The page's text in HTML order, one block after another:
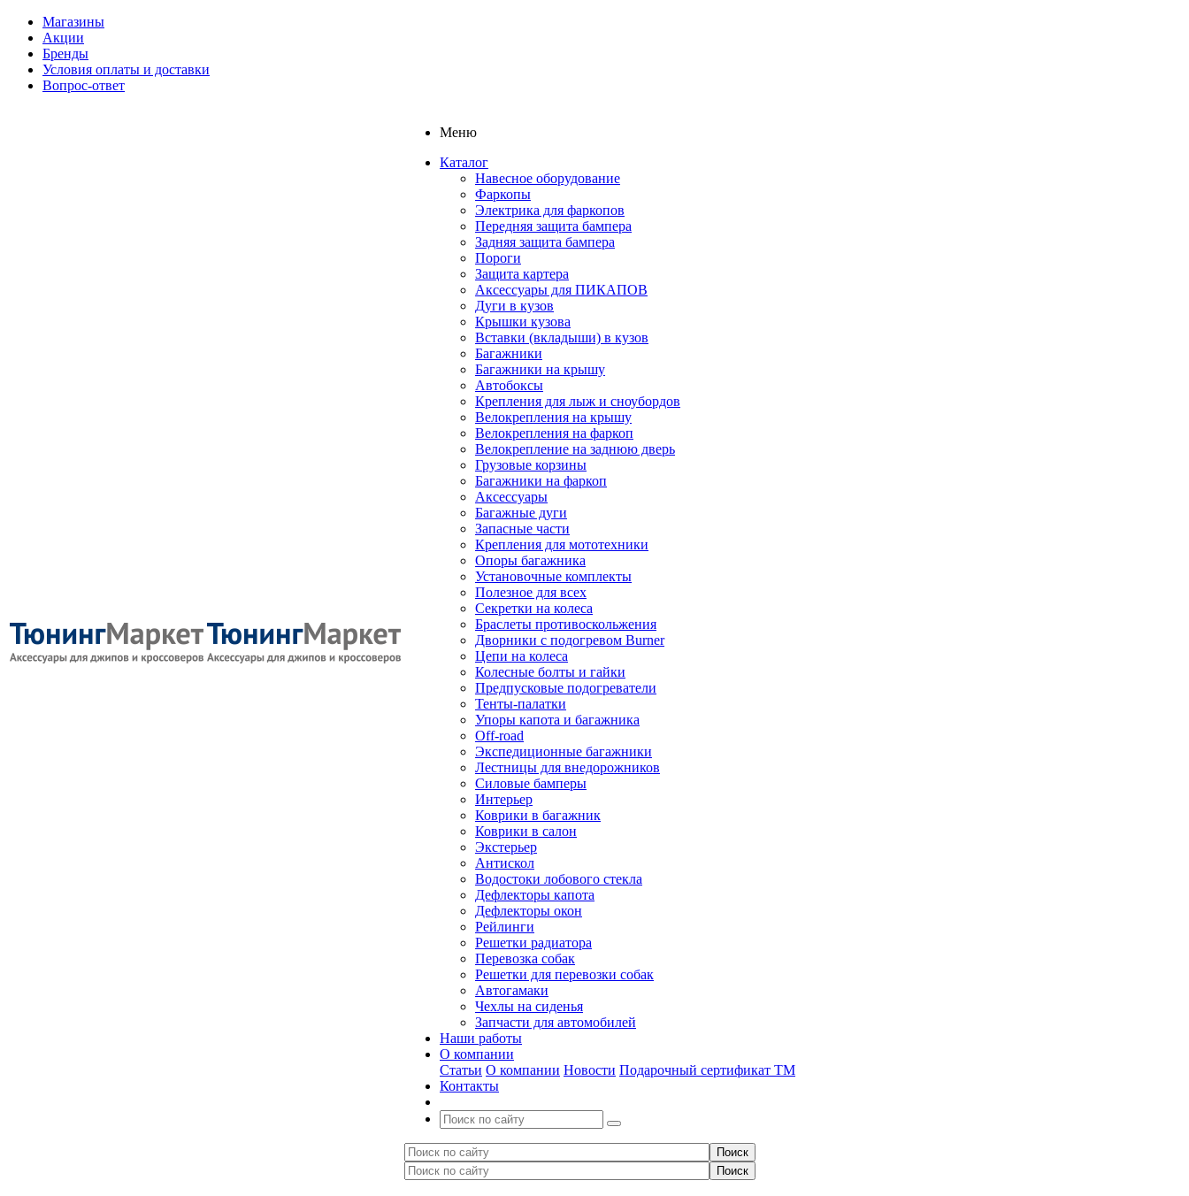
Магазины
Акции
Бренды
Условия оплаты и доставки
Вопрос-ответ
Меню
Каталог
Навесное оборудование
Фаркопы
Электрика для фаркопов
Передняя защита бампера
Задняя защита бампера
Пороги
Защита картера
Аксессуары для ПИКАПОВ
Дуги в кузов
Крышки кузова
Вставки (вкладыши) в кузов
Багажники
Багажники на крышу
Автобоксы
Крепления для лыж и сноубордов
Велокрепления на крышу
Велокрепления на фаркоп
Велокрепление на заднюю дверь
Грузовые корзины
Багажники на фаркоп
Аксессуары
Багажные дуги
Запасные части
Крепления для мототехники
Опоры багажника
Установочные комплекты
Полезное для всех
Секретки на колеса
Браслеты противоскольжения
Дворники с подогревом Burner
Цепи на колеса
Колесные болты и гайки
Предпусковые подогреватели
Тенты-палатки
Упоры капота и багажника
Off-road
Экспедиционные багажники
Лестницы для внедорожников
Силовые бамперы
Интерьер
Коврики в багажник
Коврики в салон
Экстерьер
Антискол
Водостоки лобового стекла
Дефлекторы капота
Дефлекторы окон
Рейлинги
Решетки радиатора
Перевозка собак
Решетки для перевозки собак
Автогамаки
Чехлы на сиденья
Запчасти для автомобилей
Наши работы
О компании
Статьи О компании Новости Подарочный сертификат ТМ
Контакты